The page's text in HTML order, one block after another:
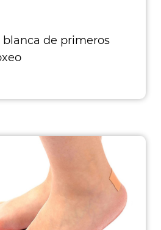
de primeros